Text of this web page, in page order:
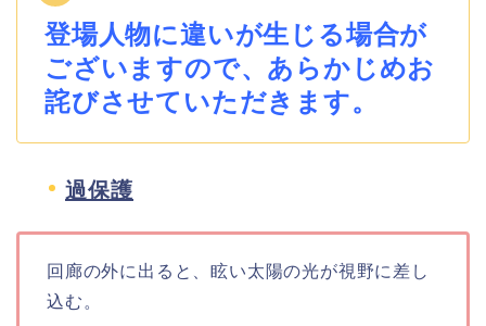
登場人物に違いが生じる場合が
ございますので、あらかじめお
詫びさせていただきます。
過保護
回廊の外に出ると、眩い太陽の光が視野に差し
込む。